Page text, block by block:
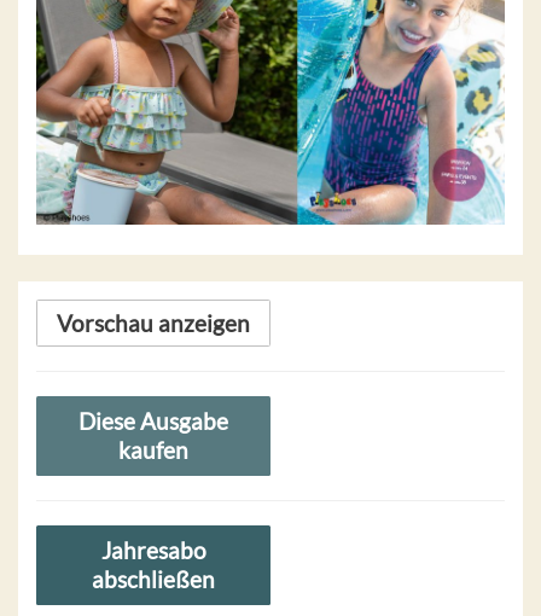
Vorschau anzeigen
Diese Ausgabe
kaufen
Jahresabo
abschließen